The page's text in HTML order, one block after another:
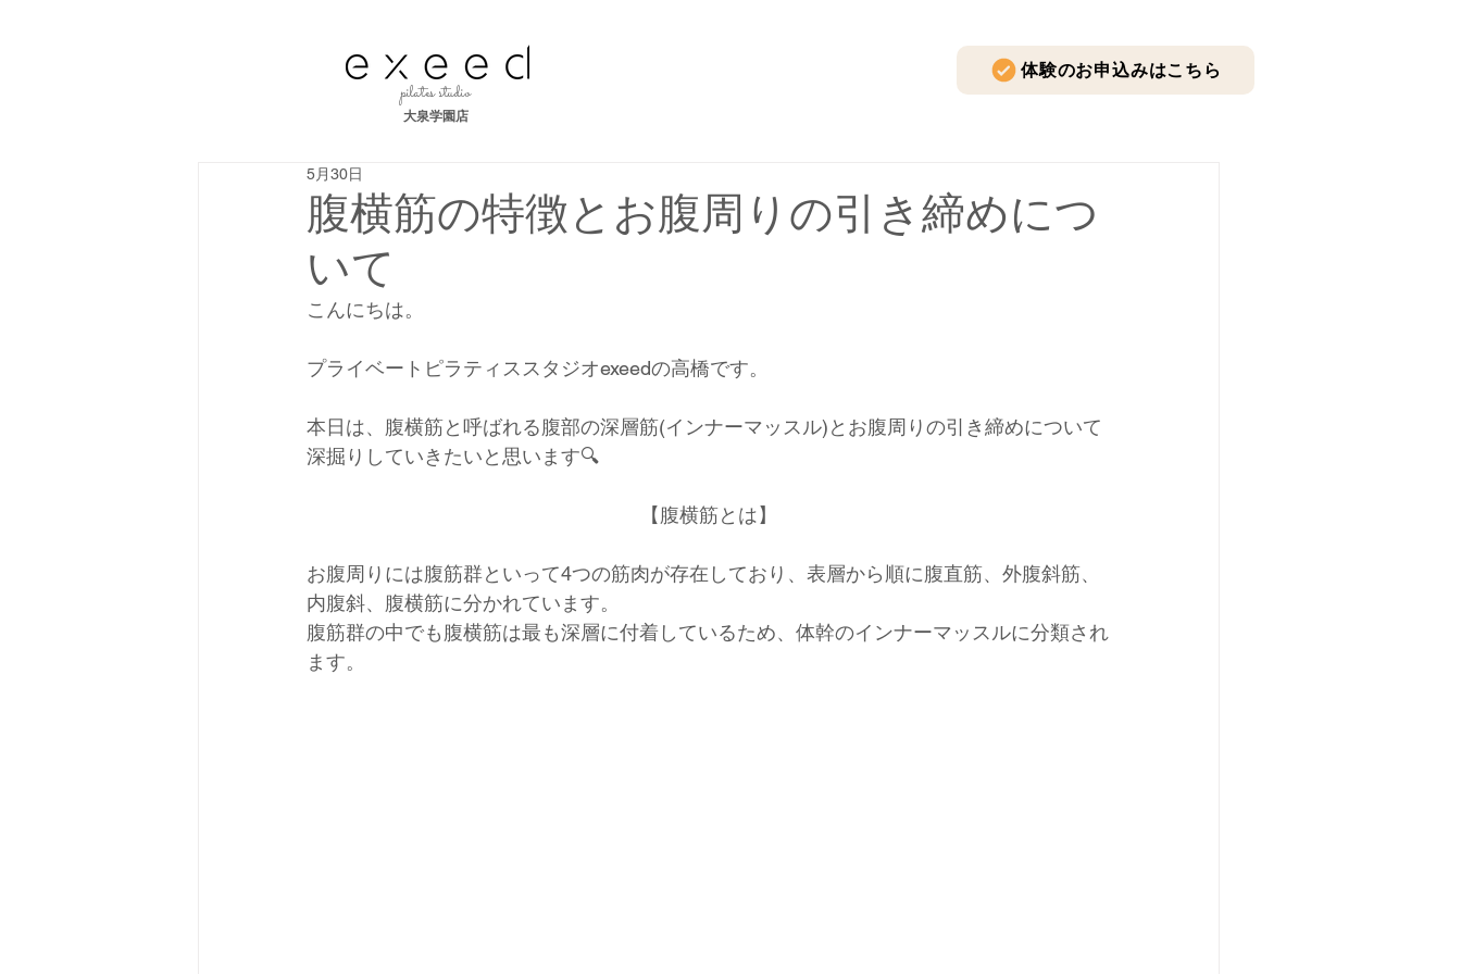
大泉学園店
pilates studio
体験のお申込みはこちら
腹横筋の特徴とお腹周りの引き締めにつ
いて
5月30日
こんにちは。
プライベートピラティススタジオexeedの高橋です。
本日は、腹横筋と呼ばれる腹部の深層筋(インナーマッスル)とお腹周りの引き締めについて
深掘りしていきたいと思います🔍
【腹横筋とは】
お腹周りには腹筋群といって4つの筋肉が存在しており、表層から順に腹直筋、外腹斜筋、
内腹斜、腹横筋に分かれています。
腹筋群の中でも腹横筋は最も深層に付着しているため、体幹のインナーマッスルに分類され
ます。